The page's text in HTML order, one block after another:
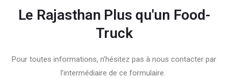
Le Rajasthan Plus qu'un Food-
Truck
Pour toutes informations, n’hésitez pas à nous contacter par
l’intermédiaire de ce formulaire.